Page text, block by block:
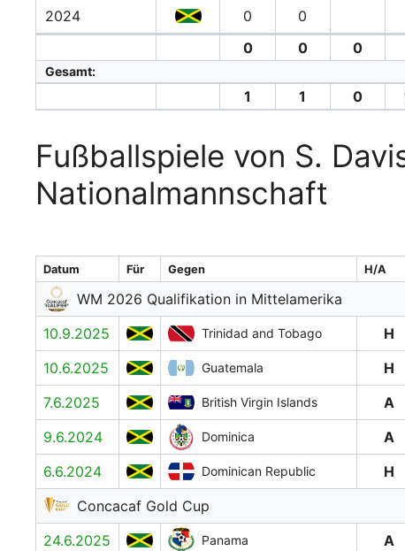
2024 0 0
0
0 0
Gesamt:
1 1 0
Fußballspiele von S.
Nationalmannschaft
Datum Für Gegen H/A
WM 2026 Qualifikation in Mittelamerika
10.9.2025
Trinidad and Tobago H
10.6.2025
Guatemala H
7.6.2025
British Virgin Islands A
9.6.2024
Dominica A
6.6.2024
Dominican Republic H
Concacaf Gold Cup
24.6.2025
Panama A